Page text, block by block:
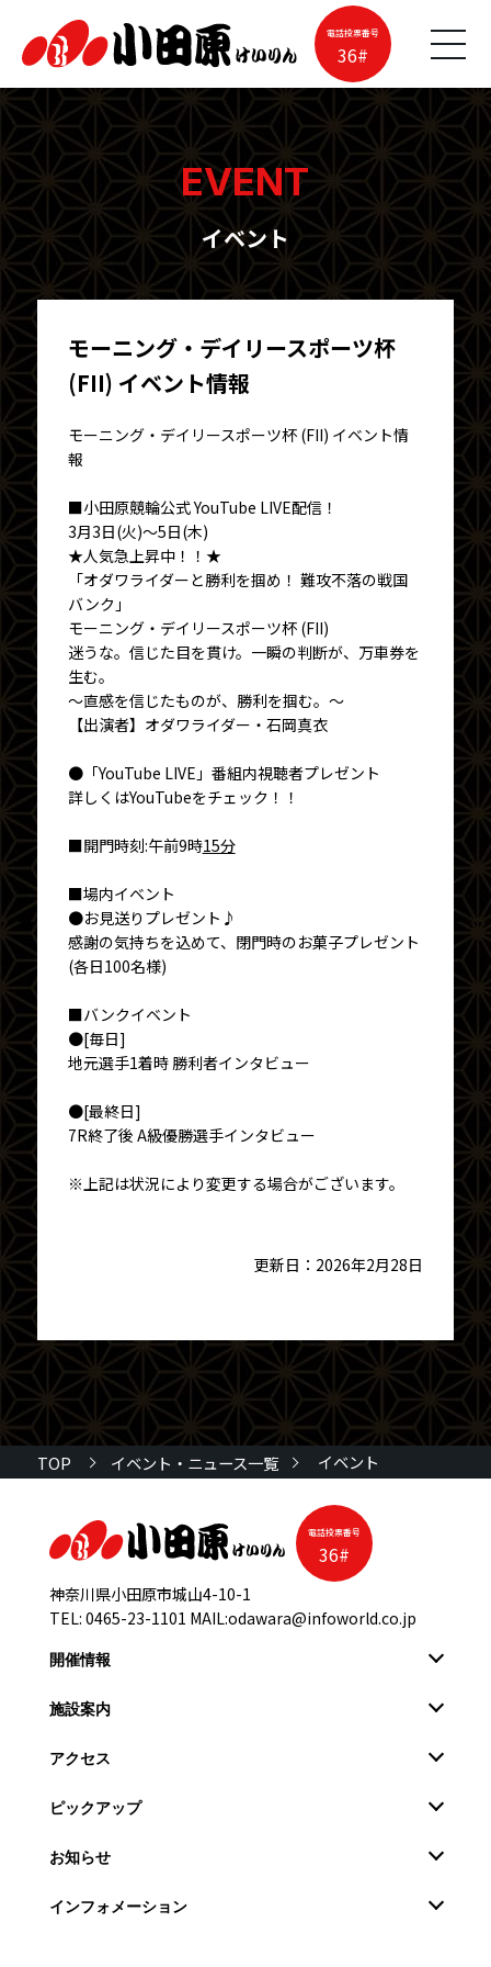
電話投票番号
36#
EVENT
イベント
モーニング・デイリースポーツ杯
(FII) イベント情報
モーニング・デイリースポーツ杯 (FII) イベント情
報
■小田原競輪公式 YouTube LIVE配信！
3月3日(火)～5日(木)
★人気急上昇中！！★
「オダワライダーと勝利を掴め！ 難攻不落の戦国
バンク」
モーニング・デイリースポーツ杯 (FII)
迷うな。信じた目を貫け。一瞬の判断が、万車券を
生む。
～直感を信じたものが、勝利を掴む。～
【出演者】オダワライダー・石岡真衣
●「YouTube LIVE」番組内視聴者プレゼント
詳しくはYouTubeをチェック！！
■開門時刻:午前9時15分
■場内イベント
●お見送りプレゼント♪
感謝の気持ちを込めて、閉門時のお菓子プレゼント
(各日100名様)
■バンクイベント
●[毎日]
地元選手1着時 勝利者インタビュー
●[最終日]
7R終了後 A級優勝選手インタビュー
※上記は状況により変更する場合がございます。
更新日：2026年2月28日
TOP イベント・ニュース一覧 イベント
電話投票番号
36#
神奈川県小田原市城山4-10-1
TEL: 0465-23-1101 MAIL:odawara@infoworld.co.jp
開催情報
施設案内
アクセス
ピックアップ
お知らせ
インフォメーション